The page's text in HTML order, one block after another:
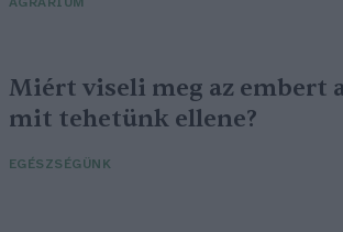
Miért viseli meg az embert
mit tehetünk ellene?
EGÉSZSÉGÜNK